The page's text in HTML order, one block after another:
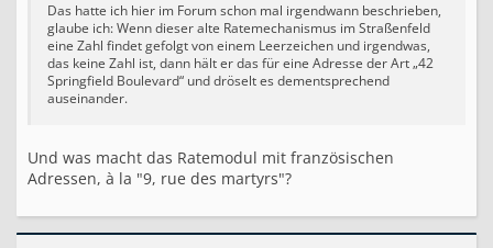
Das hatte ich hier im Forum schon mal irgendwann beschrieben,
glaube ich: Wenn dieser alte Ratemechanismus im Straßenfeld
eine Zahl findet gefolgt von einem Leerzeichen und irgendwas,
das keine Zahl ist, dann hält er das für eine Adresse der Art „42
Springfield Boulevard“ und dröselt es dementsprechend
auseinander.
Und was macht das Ratemodul mit französischen
Adressen, à la "9, rue des martyrs"?